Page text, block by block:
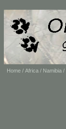
Home / Africa / Namibia /